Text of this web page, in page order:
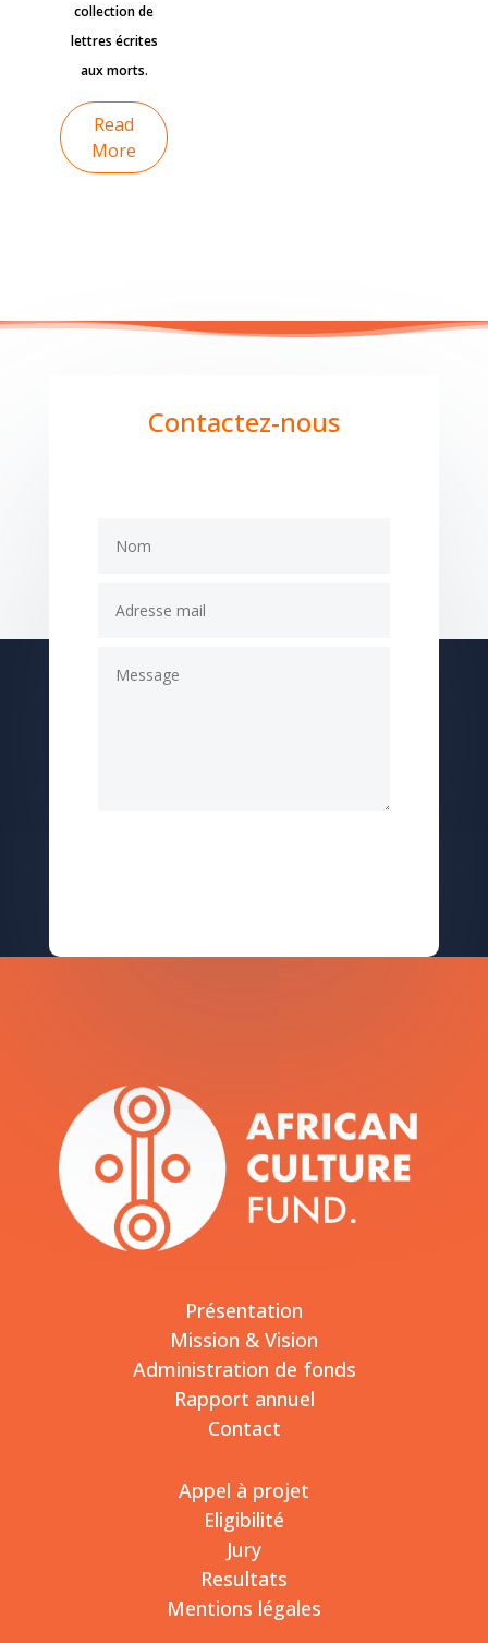
collection de
lettres écrites
aux morts.
Read
More
Contactez-nous
Présentation
Mission & Vision
Administration de fonds
Rapport annuel
Contact
Appel à projet
Eligibilité
Jury
Resultats
Mentions légales